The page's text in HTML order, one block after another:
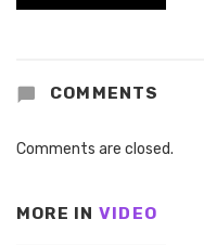
COMMENTS
Comments are closed.
MORE IN VIDEO